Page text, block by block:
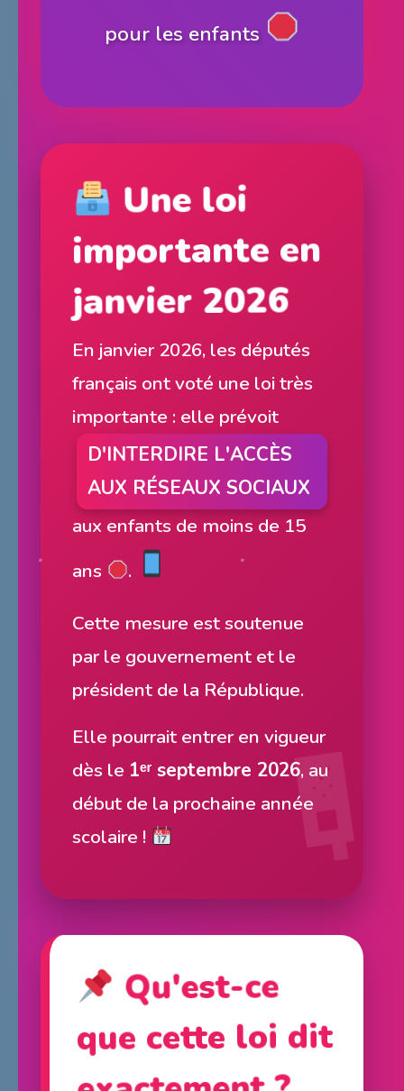
pour les enfants
Une loi
importante en
janvier 2026
En janvier 2026, les députés
français ont voté une loi très
importante : elle prévoit
D'INTERDIRE L'ACCÈS
AUX RÉSEAUX SOCIAUX
aux enfants de moins de 15
ans
.
Cette mesure est soutenue
par le gouvernement et le
président de la République.
Elle pourrait entrer en vigueur
dès le 1ᵉʳ septembre 2026, au
début de la prochaine année
scolaire !
Qu'est-ce
que cette loi dit